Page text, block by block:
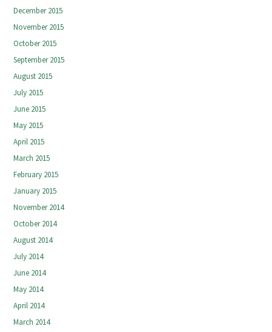
December 2015
November 2015
October 2015
September 2015
August 2015
July 2015
June 2015
May 2015
April 2015
March 2015
February 2015
January 2015
November 2014
October 2014
August 2014
July 2014
June 2014
May 2014
April 2014
March 2014